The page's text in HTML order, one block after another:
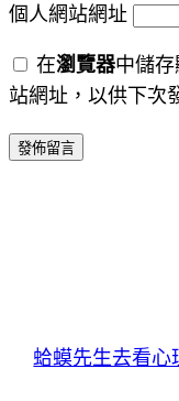
個人網站網址
在瀏覽器中儲
站網址，以供下次
蛤蟆先生去看心